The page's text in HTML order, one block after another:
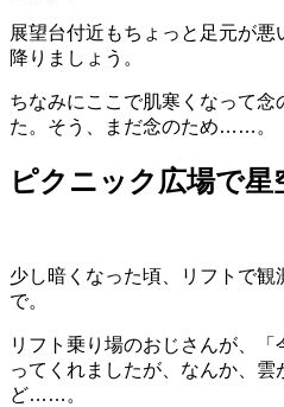
展望台付近もちょっと足元が
降りましょう。
ちなみにここで肌寒くなって念
た。そう、まだ念のため……。
ピクニック広場で星
少し暗くなった頃、リフトで観
で。
リフト乗り場のおじさんが、
ってくれましたが、なんか、雲
ど……。